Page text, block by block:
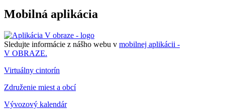
Mobilná aplikácia
Sledujte informácie z nášho webu v mobilnej aplikácii -
V OBRAZE.
Virtuálny cintorín
Združenie miest a obcí
Vývozový kalendár